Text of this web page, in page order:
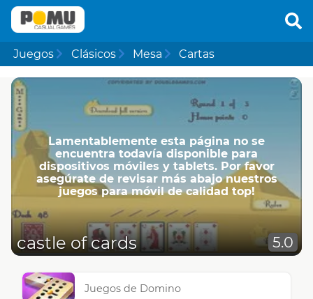
Juegos Clásicos Mesa Cartas
Lamentablemente esta página no se
encuentra todavía disponible para
dispositivos móviles y tablets. Por favor
asegúrate de revisar más abajo nuestros
juegos para móvil de calidad top!
castle of cards 5.0
Juegos de Domino